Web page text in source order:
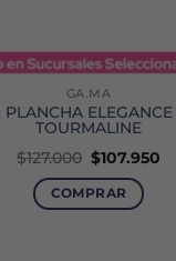
GA.MA
PLANCHA ELEGANCE
TOURMALINE
$127.000 El
precio
original
era:
$107.950
COMPRAR